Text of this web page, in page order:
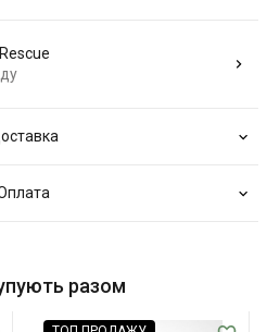
разом